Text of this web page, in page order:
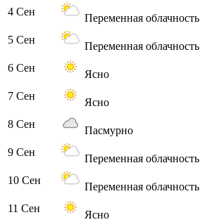
4 Сен
Переменная облачность
5 Сен
Переменная облачность
6 Сен
Ясно
7 Сен
Ясно
8 Сен
Пасмурно
9 Сен
Переменная облачность
10 Сен
Переменная облачность
11 Сен
Ясно